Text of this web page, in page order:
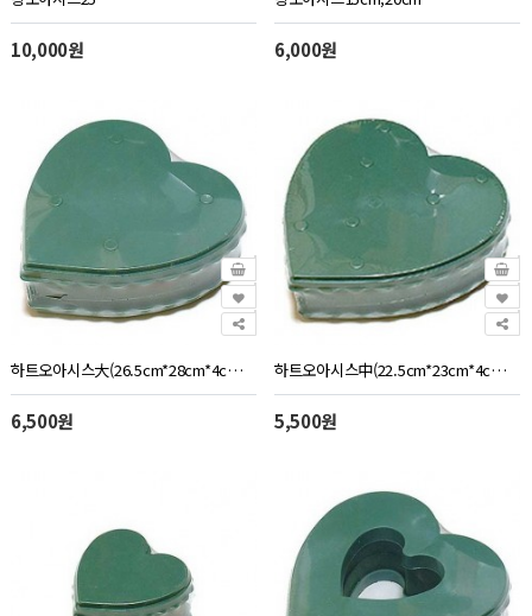
10,000원 6,000원
하트오아시스大(26.5cm*28cm*4cm)2개
6,500원
하트오아시스中(22.5cm*23cm*4cm)2개
5,500원